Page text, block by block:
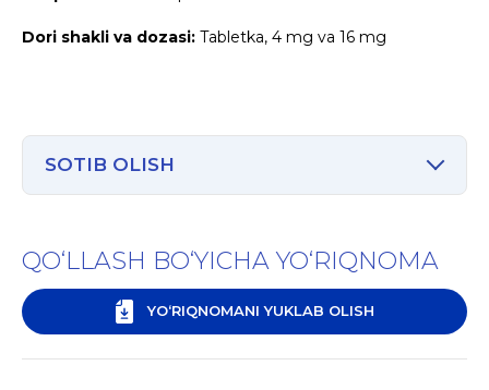
Dori shakli va dozasi: Tabletka, 4 mg va 16 mg
SOTIB OLISH
QO‘LLASH BO‘YICHA YO‘RIQNOMA
YO‘RIQNOMANI YUKLAB OLISH